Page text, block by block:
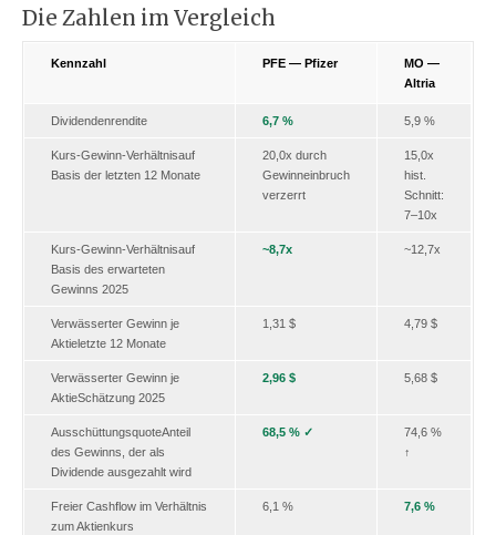
Die Zahlen im Vergleich
Kennzahl PFE — Pfizer
MO —
Altria
Dividendenrendite 6,7 % 5,9 %
Kurs-Gewinn-Verhältnisauf
Basis der letzten 12 Monate
20,0xdurch
Gewinneinbruch
verzerrt
15,0x
hist.
Schnitt:
7–10x
Kurs-Gewinn-Verhältnisauf
Basis des erwarteten
Gewinns 2025
~8,7x ~12,7x
Verwässerter Gewinn je
Aktieletzte 12 Monate
1,31 $ 4,79 $
Verwässerter Gewinn je
AktieSchätzung 2025
2,96 $ 5,68 $
AusschüttungsquoteAnteil
des Gewinns, der als
Dividende ausgezahlt wird
68,5 % ✓
74,6 %
↑
Freier Cashflow im Verhältnis
zum Aktienkurs
6,1 % 7,6 %